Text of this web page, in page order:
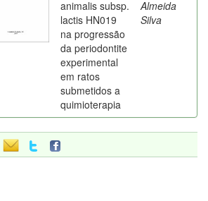
animalis subsp.
lactis HN019
na progressão
da periodontite
experimental
em ratos
submetidos a
quimioterapia
Almeida
Silva